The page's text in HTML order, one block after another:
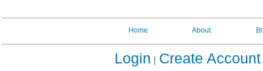
Home About
Login Create Account